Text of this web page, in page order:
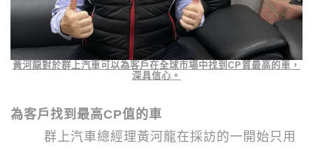
黃河龍對於群上汽車可以為客戶在全球市場中找到 CP質最高的車，
深具信心。
為客戶找到最高CP值的車
群上汽車總經理黃河龍在採訪的一開始只用